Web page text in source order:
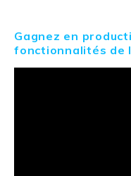
Gagnez en
fonctionnalités de